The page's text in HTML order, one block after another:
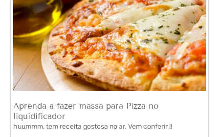
Aprenda a fazer massa para Pizza no
liquidificador
huummm, tem receita gostosa no ar. Vem conferir !!